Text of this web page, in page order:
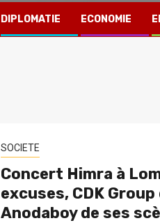
DIPLOMATIE ECONOMIE
SOCIETE
Concert Himra à
excuses, CDK
Anodaboy de ses